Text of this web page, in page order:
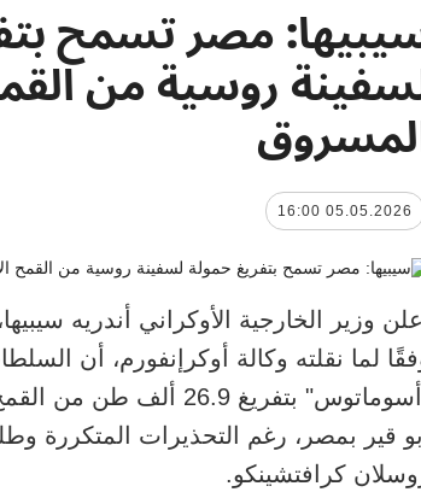
مصر تسمح
روسية من
05.05.2026 16:00
وزير الخارجية الأوكراني أندريه
لما نقلته وكالة أوكرإنفورم، أن
"أسوماتوس" بتفريغ 26.9
قير بمصر، رغم التحذيرات المتكررة
كرافتشينكو.